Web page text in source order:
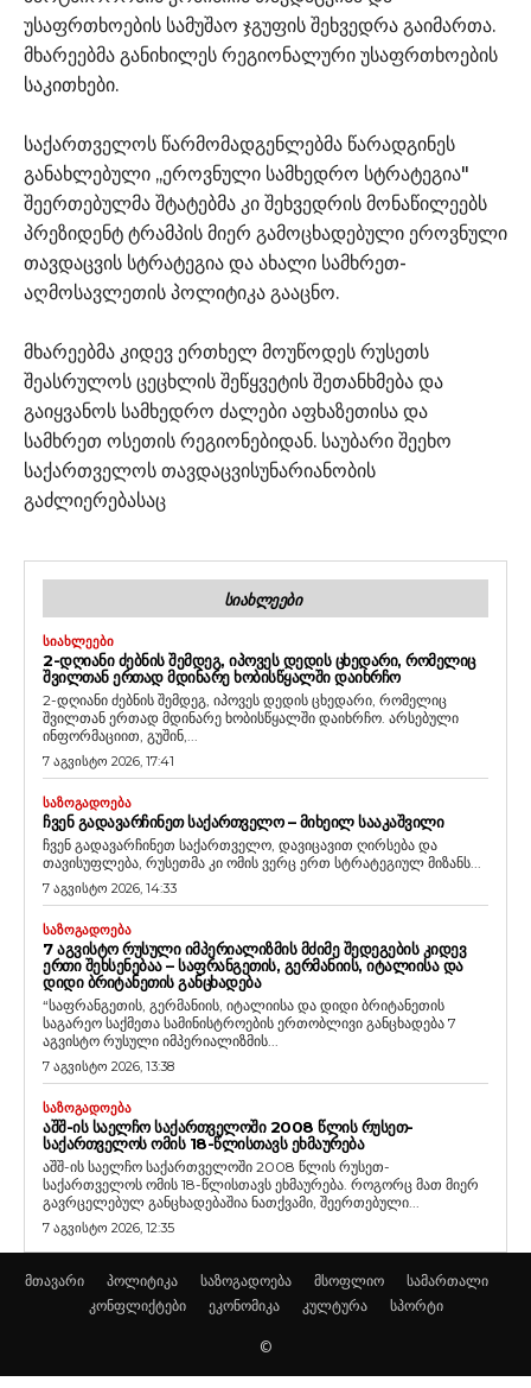
უსაფრთხოების სამუშაო ჯგუფის შეხვედრა გაიმართა.
მხარეებმა განიხილეს რეგიონალური უსაფრთხოების
საკითხები.
საქართველოს წარმომადგენლებმა წარადგინეს
განახლებული ,,ეროვნული სამხედრო სტრატეგია"
შეერთებულმა შტატებმა კი შეხვედრის მონაწილეებს
პრეზიდენტ ტრამპის მიერ გამოცხადებული ეროვნული
თავდაცვის სტრატეგია და ახალი სამხრეთ-
აღმოსავლეთის პოლიტიკა გააცნო.
მხარეებმა კიდევ ერთხელ მოუწოდეს რუსეთს
შეასრულოს ცეცხლის შეწყვეტის შეთანხმება და
გაიყვანოს სამხედრო ძალები აფხაზეთისა და
სამხრეთ ოსეთის რეგიონებიდან. საუბარი შეეხო
საქართველოს თავდაცვისუნარიანობის
გაძლიერებასაც
ᲡᲘᲐᲮᲚᲔᲔᲑᲘ
ᲡᲘᲐᲮᲚᲔᲔᲑᲘ
2-ᲓᲦᲘᲐᲜᲘ ᲫᲔᲑᲜᲘᲡ ᲨᲔᲛᲓᲔᲒ, ᲘᲞᲝᲕᲔᲡ ᲓᲔᲓᲘᲡ ᲪᲮᲔᲓᲐᲠᲘ, ᲠᲝᲛᲔᲚᲘᲪ
ᲨᲕᲘᲚᲗᲐᲜ ᲔᲠᲗᲐᲓ ᲛᲓᲘᲜᲐᲠᲔ ᲮᲝᲑᲘᲡᲬᲧᲐᲚᲨᲘ ᲓᲐᲘᲮᲠᲩᲝ
2-დღიანი ძებნის შემდეგ, იპოვეს დედის ცხედარი, რომელიც
შვილთან ერთად მდინარე ხობისწყალში დაიხრჩო. არსებული
ინფორმაციით, გუშინ,...
7 აგვისტო 2026, 17:41
ᲡᲐᲖᲝᲒᲐᲓᲝᲔᲑᲐ
ᲩᲕᲔᲜ ᲒᲐᲓᲐᲕᲐᲠᲩᲘᲜᲔᲗ ᲡᲐᲥᲐᲠᲗᲕᲔᲚᲝ – ᲛᲘᲮᲔᲘᲚ ᲡᲐᲐᲙᲐᲨᲕᲘᲚᲘ
ჩვენ გადავარჩინეთ საქართველო, დავიცავით ღირსება და
თავისუფლება, რუსეთმა კი ომის ვერც ერთ სტრატეგიულ მიზანს...
7 აგვისტო 2026, 14:33
ᲡᲐᲖᲝᲒᲐᲓᲝᲔᲑᲐ
7 ᲐᲒᲕᲘᲡᲢᲝ ᲠᲣᲡᲣᲚᲘ ᲘᲛᲞᲔᲠᲘᲐᲚᲘᲖᲛᲘᲡ ᲛᲫᲘᲛᲔ ᲨᲔᲓᲔᲒᲔᲑᲘᲡ ᲙᲘᲓᲔᲕ
ᲔᲠᲗᲘ ᲨᲔᲮᲡᲔᲜᲔᲑᲐᲐ – ᲡᲐᲤᲠᲐᲜᲒᲔᲗᲘᲡ, ᲒᲔᲠᲛᲐᲜᲘᲘᲡ, ᲘᲢᲐᲚᲘᲘᲡᲐ ᲓᲐ
ᲓᲘᲓᲘ ᲑᲠᲘᲢᲐᲜᲔᲗᲘᲡ ᲒᲐᲜᲪᲮᲐᲓᲔᲑᲐ
“საფრანგეთის, გერმანიის, იტალიისა და დიდი ბრიტანეთის
საგარეო საქმეთა სამინისტროების ერთობლივი განცხადება 7
აგვისტო რუსული იმპერიალიზმის...
7 აგვისტო 2026, 13:38
ᲡᲐᲖᲝᲒᲐᲓᲝᲔᲑᲐ
ᲐᲨᲨ-ᲘᲡ ᲡᲐᲔᲚᲩᲝ ᲡᲐᲥᲐᲠᲗᲕᲔᲚᲝᲨᲘ 2008 ᲬᲚᲘᲡ ᲠᲣᲡᲔᲗ-
ᲡᲐᲥᲐᲠᲗᲕᲔᲚᲝᲡ ᲝᲛᲘᲡ 18-ᲬᲚᲘᲡᲗᲐᲕᲡ ᲔᲮᲛᲐᲣᲠᲔᲑᲐ
აშშ-ის საელჩო საქართველოში 2008 წლის რუსეთ-
საქართველოს ომის 18-წლისთავს ეხმაურება. როგორც მათ მიერ
გავრცელებულ განცხადებაშია ნათქვამი, შეერთებული...
7 აგვისტო 2026, 12:35
მთავარი პოლიტიკა საზოგადოება მსოფლიო
სამართალი
კონფლიქტები
ეკონომიკა კულტურა სპორტი
©